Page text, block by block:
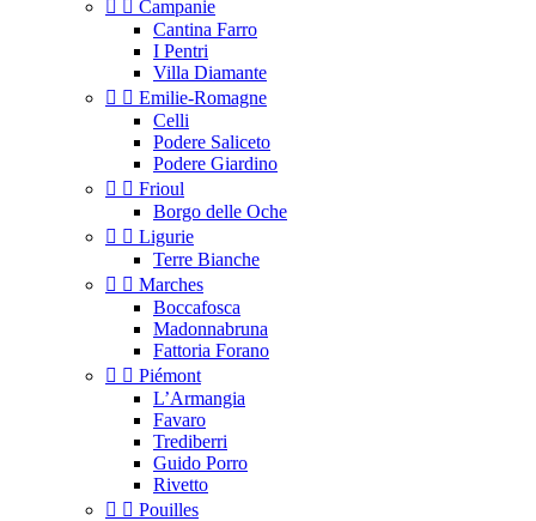
  Campanie
Cantina Farro
I Pentri
Villa Diamante
  Emilie-Romagne
Celli
Podere Saliceto
Podere Giardino
  Frioul
Borgo delle Oche
  Ligurie
Terre Bianche
  Marches
Boccafosca
Madonnabruna
Fattoria Forano
  Piémont
L’Armangia
Favaro
Trediberri
Guido Porro
Rivetto
  Pouilles